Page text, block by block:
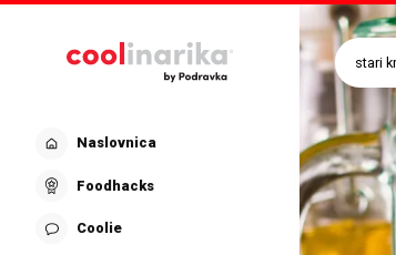
Naslovnica
Foodhacks
Coolie